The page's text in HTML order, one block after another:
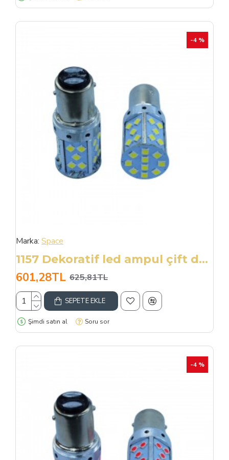
-4 %
Marka: Space
1157 Dekoratif led ampul çift duy canbuslı beyaz 12v / LAAM946
601,28TL 625,81TL
SEPETE EKLE
Şimdi satın al Soru sor
-4 %